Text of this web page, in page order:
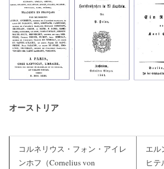
オーストリア
コルネリウス・フォン・アイレ
ンホフ（Cornelius von
エル
ヒテ